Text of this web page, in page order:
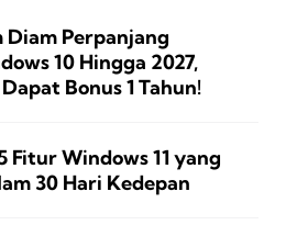
Perpanjang
10 Hingga 2027,
Bonus 1 Tahun!
Fitur Windows 11 yang
30 Hari Kedepan